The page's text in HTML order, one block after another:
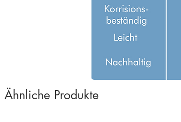
Ähnliche Produkte